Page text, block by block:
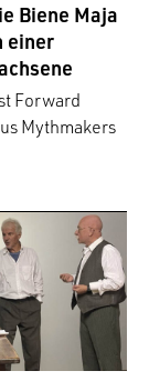
Biene Maja
einer
Forward
Mythmakers